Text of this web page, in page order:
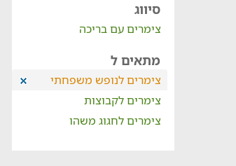
סיווג
צימרים עם בריכה
מתאים ל
צימרים לנופש משפחתי
צימרים לקבוצות
צימרים לחגוג משהו